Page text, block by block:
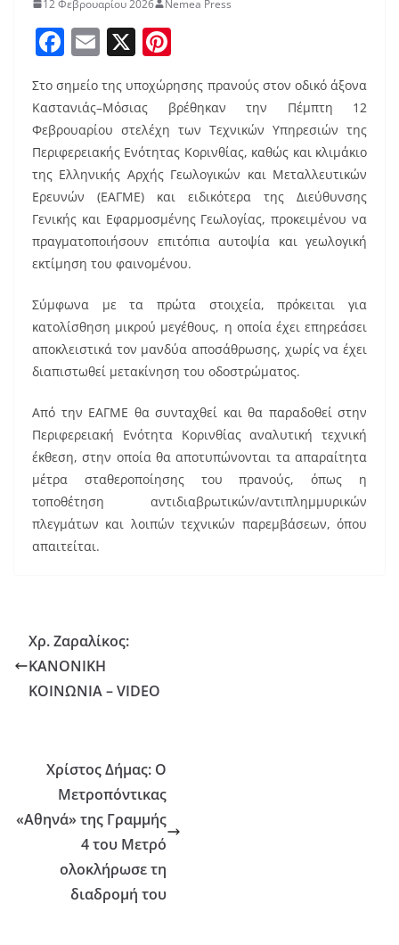
12 Φεβρουαρίου 2026 Nemea Press
F
c
e
b
o
o
k
E
ai
l
X
er
e
st
Στο σημείο της υποχώρησης πρανούς στον οδικό άξονα
Καστανιάς–Μόσιας βρέθηκαν την Πέμπτη 12
Φεβρουαρίου στελέχη των Τεχνικών Υπηρεσιών της
Περιφερειακής Ενότητας Κορινθίας, καθώς και κλιμάκιο
της Ελληνικής Αρχής Γεωλογικών και Μεταλλευτικών
Ερευνών (ΕΑΓΜΕ) και ειδικότερα της Διεύθυνσης
Γενικής και Εφαρμοσμένης Γεωλογίας, προκειμένου να
πραγματοποιήσουν επιτόπια αυτοψία και γεωλογική
εκτίμηση του φαινομένου.
Σύμφωνα με τα πρώτα στοιχεία, πρόκειται για
κατολίσθηση μικρού μεγέθους, η οποία έχει επηρεάσει
αποκλειστικά τον μανδύα αποσάθρωσης, χωρίς να έχει
διαπιστωθεί μετακίνηση του οδοστρώματος.
Από την ΕΑΓΜΕ θα συνταχθεί και θα παραδοθεί στην
Περιφερειακή Ενότητα Κορινθίας αναλυτική τεχνική
έκθεση, στην οποία θα αποτυπώνονται τα απαραίτητα
μέτρα σταθεροποίησης του πρανούς, όπως η
τοποθέτηση αντιδιαβρωτικών/αντιπλημμυρικών
πλεγμάτων και λοιπών τεχνικών παρεμβάσεων, όπου
απαιτείται.
Χρ. Ζαραλίκος:
ΚΑΝΟΝΙΚΗ
ΚΟΙΝΩΝΙΑ – VIDEO
Χρίστος Δήμας: Ο
Μετροπόντικας
«Αθηνά» της Γραμμής
4 του Μετρό
ολοκλήρωσε τη
διαδρομή του